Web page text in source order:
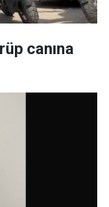
canına